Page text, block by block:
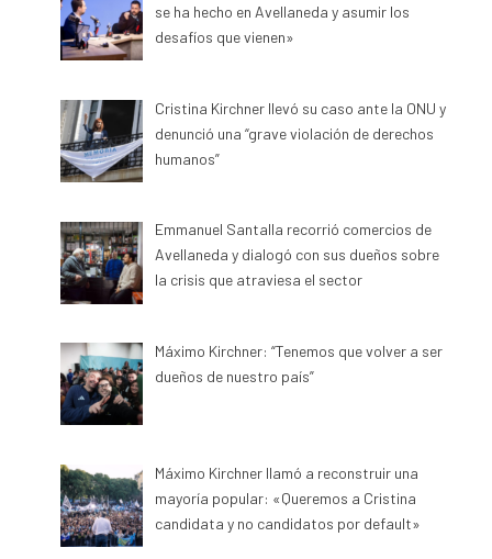
se ha hecho en Avellaneda y asumir los
desafíos que vienen»
Cristina Kirchner llevó su caso ante la ONU y
denunció una “grave violación de derechos
humanos”
Emmanuel Santalla recorrió comercios de
Avellaneda y dialogó con sus dueños sobre
la crisis que atraviesa el sector
Máximo Kirchner: “Tenemos que volver a ser
dueños de nuestro país”
Máximo Kirchner llamó a reconstruir una
mayoría popular: «Queremos a Cristina
candidata y no candidatos por default»